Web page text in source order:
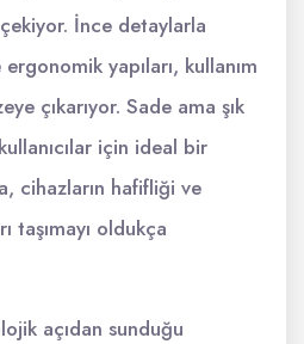
İnce detaylarla
yapıları, kullanım
çıkarıyor. Sade ama şık
için ideal bir
cihazların hafifliği ve
taşımayı oldukça
açıdan sunduğu